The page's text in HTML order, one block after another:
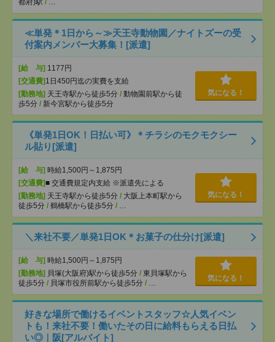
都府)駅 / …
≪単発＊1日から～≫天王寺動物園／ナイトズーの受
付案内メンバー大募集！[派遣]
[給 与] 1177円
[交通費] 1日450円迄の実費を支給
[勤務地] 天王寺駅から徒歩5分 / 動物園前駅から徒
歩5分 / 新今宮駅から徒歩5分
気になる！
《単発1日OK！日払い可》＊チラシのモクモクシー
ル貼り[派遣]
[給 与] 時給1,500円～1,875円
[交通費]■ 交通費規定内支給 ※派遣先による
[勤務地] 天王寺駅から徒歩5分 / 大阪上本町駅から
徒歩5分 / 鶴橋駅から徒歩5分 / …
気になる！
＼来社不要／単発1日OK＊お菓子の仕分け[派遣]
[給 与] 時給1,500円～1,875円
[勤務地] 貝塚(大阪府)駅から徒歩5分 / 東貝塚駅から
徒歩5分 / 貝塚市役所前駅から徒歩5分 / …
気になる！
好きな場所で働けるイベントスタッフ☆人気イベン
トも！来社不要！働いたその日に給料もらえる日払
い◎｜阪[アルバイト]